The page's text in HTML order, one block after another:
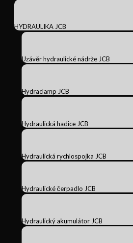
HYDRAULIKA JCB
Uzávěr hydraulické nádrže JCB
Hydraclamp JCB
Hydraulická hadice JCB
Hydraulická rychlospojka JCB
Hydraulické čerpadlo JCB
Hydraulický akumulátor JCB